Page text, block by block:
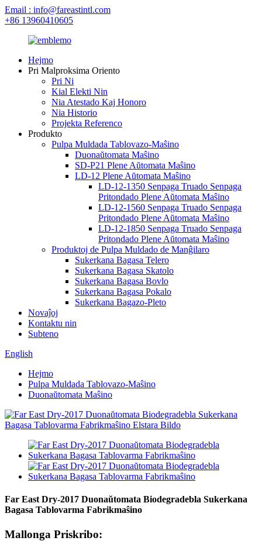
Email : info@fareastintl.com
+86 13960410605
Hejmo
Pri Malproksima Oriento
Pri Ni
Kial Elekti Nin
Nia Atestado Kaj Honoro
Nia Historio
Projekta Referenco
Produkto
Pulpa Muldada Tablovazo-Maŝino
Duonaŭtomata Maŝino
SD-P21 Plene Aŭtomata Maŝino
LD-12 Plene Aŭtomata Maŝino
LD-12-1350 Senpaga Truado Senpaga
Pritondado Plene Aŭtomata Maŝino
LD-12-1560 Senpaga Truado Senpaga
Pritondado Plene Aŭtomata Maŝino
LD-12-1850 Senpaga Truado Senpaga
Pritondado Plene Aŭtomata Maŝino
Produktoj de Pulpa Muldado de Manĝilaro
Sukerkana Bagasa Telero
Sukerkana Bagasa Skatolo
Sukerkana Bagasa Bovlo
Sukerkana Bagasa Pokalo
Sukerkana Bagazo-Pleto
Novaĵoj
Kontaktu nin
Subteno
English
Hejmo
Pulpa Muldada Tablovazo-Maŝino
Duonaŭtomata Maŝino
Far East Dry-2017 Duonaŭtomata Biodegradebla Sukerkana
Bagasa Tablovarma Fabrikmaŝino
Mallonga Priskribo: